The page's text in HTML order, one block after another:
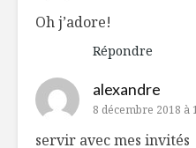
Oh j’adore!
Répondre
alexandre
8 décembre 2018 à
servir avec mes invités